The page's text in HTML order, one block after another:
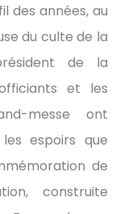
des années, au
du culte de la
de la
et les
messe ont
espoirs que
de
construite